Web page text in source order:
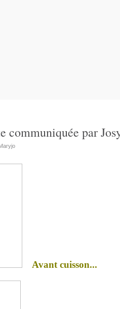
communiquée par
Avant cuisson...